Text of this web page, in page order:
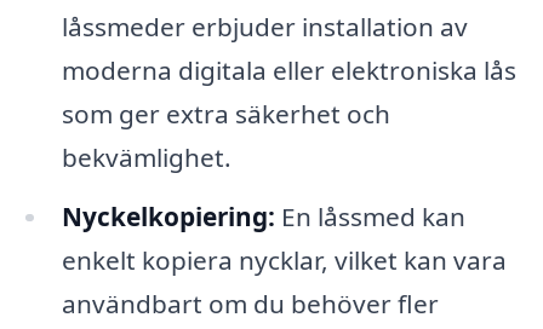
låssmeder erbjuder installation av
moderna digitala eller elektroniska lås
som ger extra säkerhet och
bekvämlighet.
Nyckelkopiering: En låssmed kan
enkelt kopiera nycklar, vilket kan vara
användbart om du behöver fler